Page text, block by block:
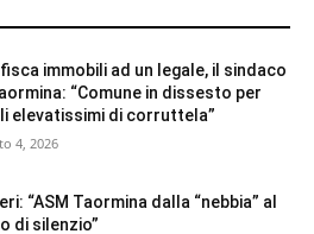
immobili ad un legale, il sindaco
“Comune in dissesto per
elevatissimi di corruttela”
4, 2026
“ASM Taormina dalla “nebbia” al
di silenzio”